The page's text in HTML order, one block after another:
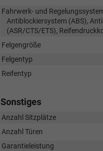
Fahrwerk- und
Antiblockiersystem (ABS),
(ASR/CTS/ETS),
Felgengröße
Felgentyp
Reifentyp
Sonstiges
Anzahl Sitzplätze
Anzahl Türen
Garantieleistung